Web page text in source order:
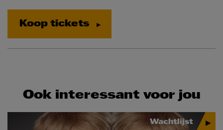
Koop tickets
Ook interessant voor jou
Wachtlijst